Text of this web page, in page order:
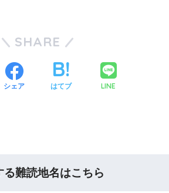
SHARE
シェア はてブ LINE
る難読地名はこちら